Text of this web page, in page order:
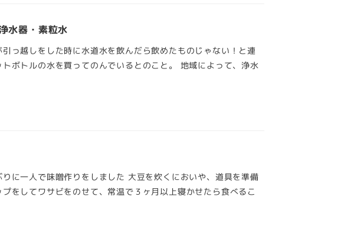
水器・素粒水
っ越しをした時に水道水を飲んだら飲めたものじゃない！と連
ボトルの水を買ってのんでいるとのこと。 地域によって、浄水
に一人で味噌作りをしました 大豆を炊くにおいや、道具を準備
をしてワサビをのせて、常温で３ヶ月以上寝かせたら食べるこ